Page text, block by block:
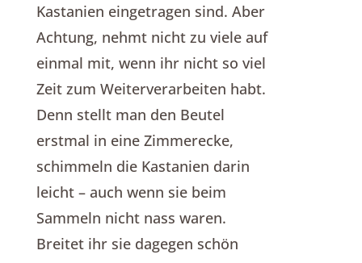
Kastanien eingetragen sind. Aber
Achtung, nehmt nicht zu viele auf
einmal mit, wenn ihr nicht so viel
Zeit zum Weiterverarbeiten habt.
Denn stellt man den Beutel
erstmal in eine Zimmerecke,
schimmeln die Kastanien darin
leicht – auch wenn sie beim
Sammeln nicht nass waren.
Breitet ihr sie dagegen schön